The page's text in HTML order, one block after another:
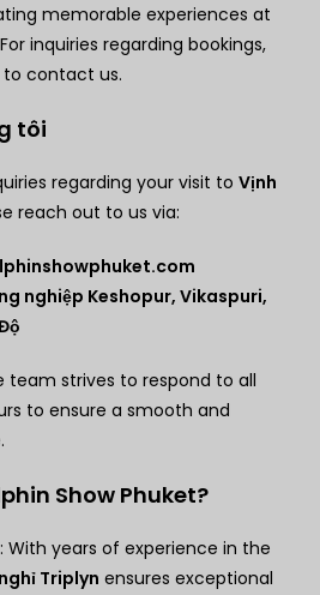
memorable experiences at
inquiries regarding bookings,
to contact us.
tôi
regarding your visit toVịnh
reach out to us via:
nghiệp Keshopur, Vikaspuri,
team strives to respond to all
to ensure a smooth and
Show Phuket?
: With years of experience in the
Triplyn ensures exceptional